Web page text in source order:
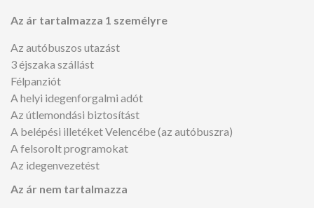
Az ár tartalmazza 1 személyre
Az autóbuszos utazást
3 éjszaka szállást
Félpanziót
A helyi idegenforgalmi adót
Az útlemondási biztosítást
A belépési illetéket Velencébe (az autóbuszra)
A felsorolt programokat
Az idegenvezetést
Az ár nem tartalmazza